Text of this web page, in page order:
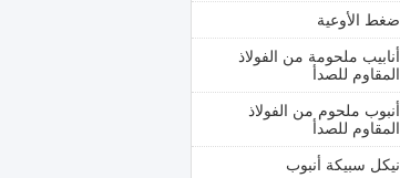
ضغط الأوعية
أنابيب ملحومة من الفولاذ
المقاوم للصدأ
أنبوب ملحوم من الفولاذ
المقاوم للصدأ
نيكل سبيكة أنبوب